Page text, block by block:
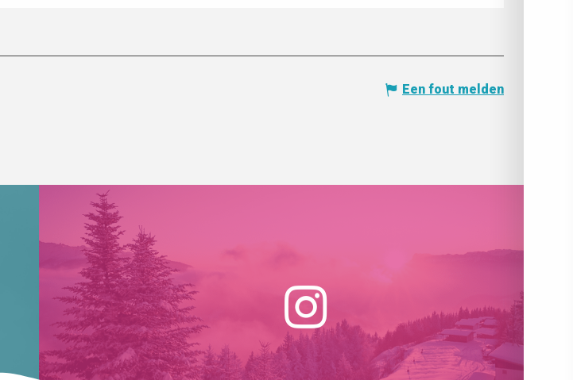
Een fout melden